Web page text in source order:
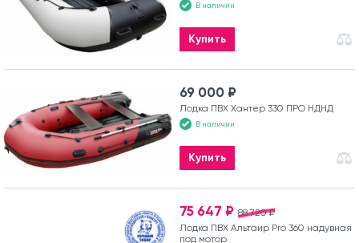
В наличии
Купить
69 000 ₽
Лодка ПВХ Хантер 330 ПРО НДНД
В наличии
Купить
88 720 ₽
75 647 ₽
Лодка ПВХ Альтаир Pro 360 надувная
под мотор